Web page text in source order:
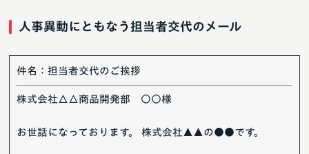
人事異動にともなう担当者交代のメール
件名：担当者交代のご挨拶
株式会社△△商品開発部 ○○様
お世話になっております。 株式会社▲▲の●●です。